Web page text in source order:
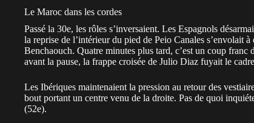
Le Maroc dans les cordes
Passé la 30e, les rôles s’inversaient. Les Espagnols
la reprise de l’intérieur du pied de Peio Canales s’envolait
Benchaouch. Quatre minutes plus tard, c’est un coup
avant la pause, la frappe croisée de Julio Diaz fuyait le
Les Ibériques maintenaient la pression au retour des
bout portant un centre venu de la droite. Pas de quoi
(52e).